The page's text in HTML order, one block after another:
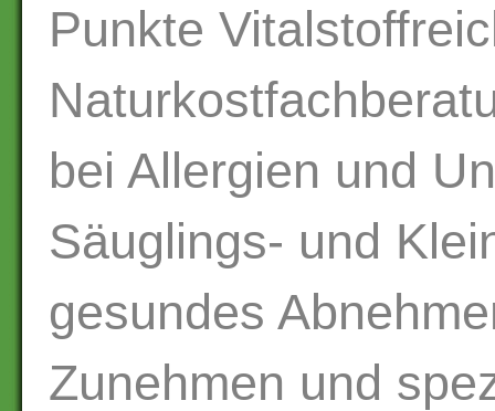
Punkte
bei Allergien und
Säuglings- und
gesundes
Zunehmen und